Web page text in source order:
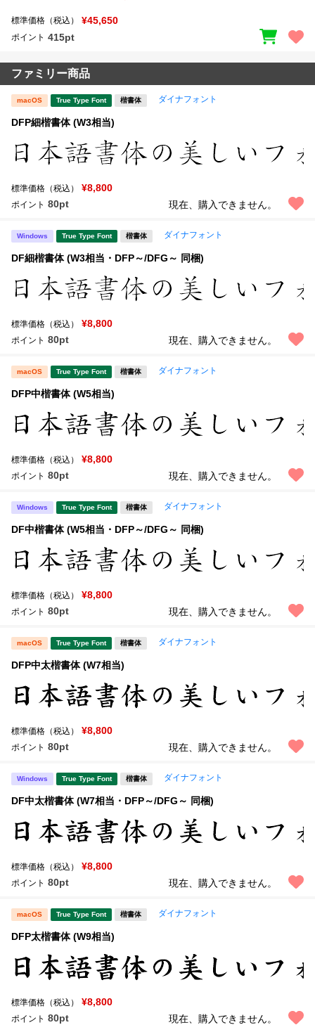
標準価格（税込） ¥45,650
ポイント 415pt
ファミリー商品
macOS True Type Font 楷書体 ダイナフォント
DFP細楷書体 (W3相当)
標準価格（税込） ¥8,800
ポイント 80pt 現在、購入できません。
Windows True Type Font 楷書体 ダイナフォント
DF細楷書体 (W3相当・DFP～/DFG～ 同梱)
標準価格（税込） ¥8,800
ポイント 80pt 現在、購入できません。
macOS True Type Font 楷書体 ダイナフォント
DFP中楷書体 (W5相当)
標準価格（税込） ¥8,800
ポイント 80pt 現在、購入できません。
Windows True Type Font 楷書体 ダイナフォント
DF中楷書体 (W5相当・DFP～/DFG～ 同梱)
標準価格（税込） ¥8,800
ポイント 80pt 現在、購入できません。
macOS True Type Font 楷書体 ダイナフォント
DFP中太楷書体 (W7相当)
標準価格（税込） ¥8,800
ポイント 80pt 現在、購入できません。
Windows True Type Font 楷書体 ダイナフォント
DF中太楷書体 (W7相当・DFP～/DFG～ 同梱)
標準価格（税込） ¥8,800
ポイント 80pt 現在、購入できません。
macOS True Type Font 楷書体 ダイナフォント
DFP太楷書体 (W9相当)
標準価格（税込） ¥8,800
ポイント 80pt 現在、購入できません。